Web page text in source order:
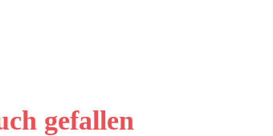
gefallen